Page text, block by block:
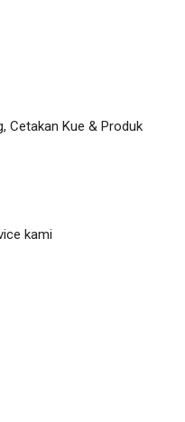
Cetakan Kue & Produk
kami